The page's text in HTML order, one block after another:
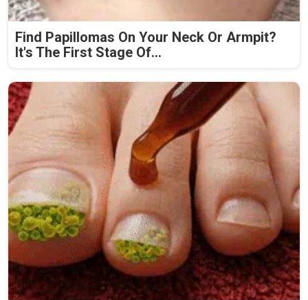
Find Papillomas On Your Neck Or Armpit?
It's The First Stage Of...